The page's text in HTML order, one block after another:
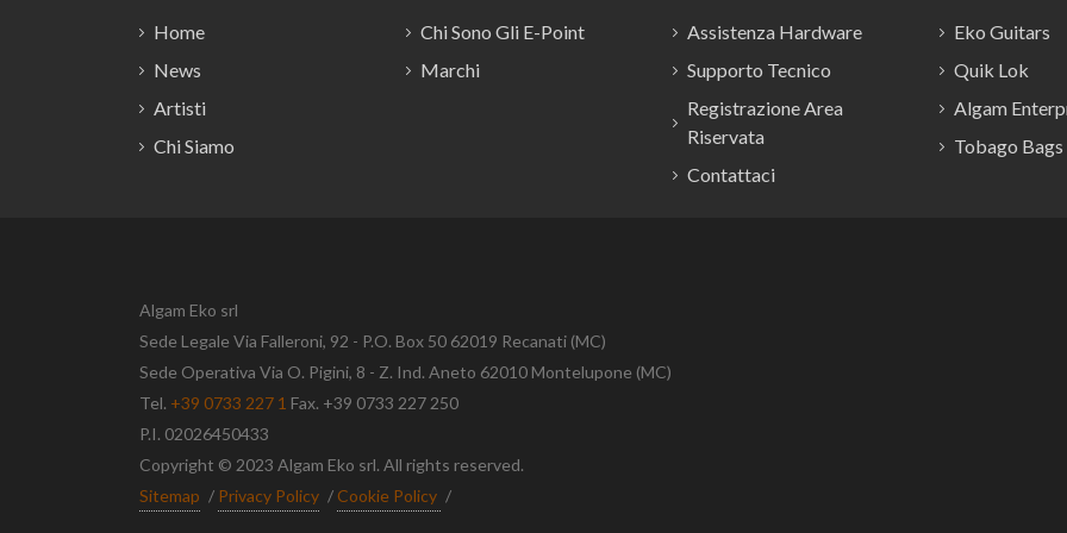
Home
News
Artisti
Chi Siamo
Chi Sono Gli E-Point
Marchi
Assistenza Hardware
Supporto Tecnico
Registrazione Area
Riservata
Contattaci
Eko Guitars
Quik Lok
Algam
Tobago Bags
Algam Eko srl
Sede Legale Via Falleroni, 92 - P.O. Box 50 62019 Recanati (MC)
Sede Operativa Via O. Pigini, 8 - Z. Ind. Aneto 62010 Montelupone (MC)
Tel. +39 0733 227 1 Fax. +39 0733 227 250
P.I. 02026450433
Copyright © 2023 Algam Eko srl. All rights reserved.
Sitemap / Privacy Policy / Cookie Policy /